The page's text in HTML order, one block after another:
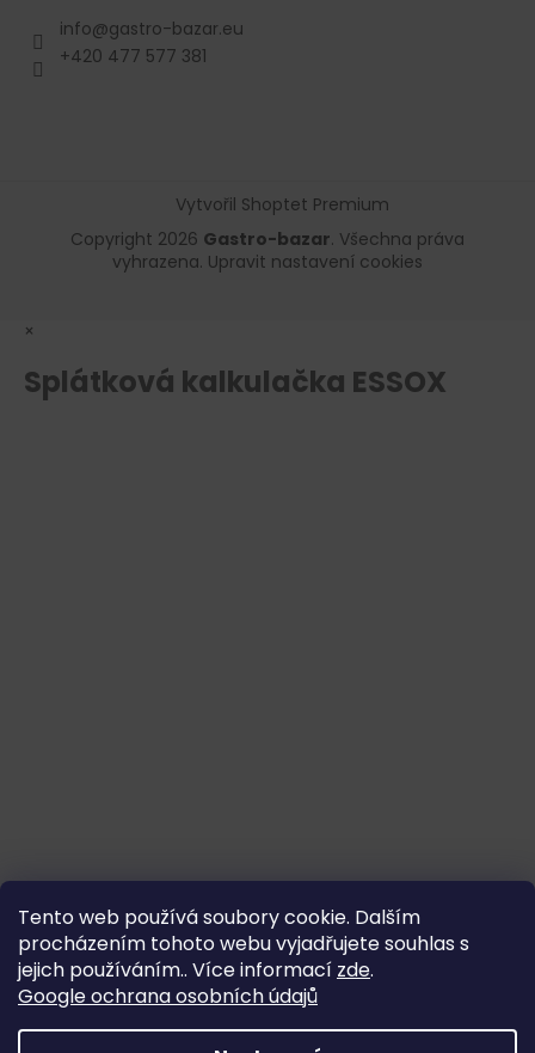
Tento web používá soubory cookie. Dalším
procházením tohoto webu vyjadřujete souhlas s
jejich používáním.. Více informací zde.
Google ochrana osobních údajů
info@gastro-bazar.eu
+420 477 577 381
Vytvořil Shoptet Premium
Copyright 2026 Gastro-bazar. Všechna práva
vyhrazena. Upravit nastavení cookies
×
Splátková kalkulačka ESSOX